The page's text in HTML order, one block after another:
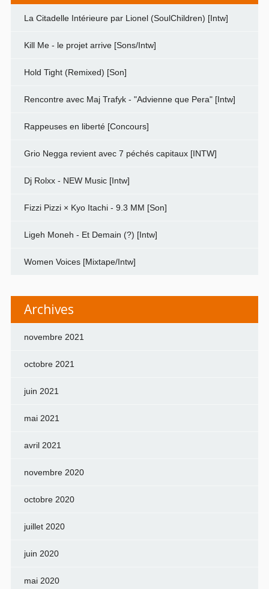
La Citadelle Intérieure par Lionel (SoulChildren) [Intw]
Kill Me - le projet arrive [Sons/Intw]
Hold Tight (Remixed) [Son]
Rencontre avec Maj Trafyk - "Advienne que Pera" [Intw]
Rappeuses en liberté [Concours]
Grio Negga revient avec 7 péchés capitaux [INTW]
Dj Rolxx - NEW Music [Intw]
Fizzi Pizzi × Kyo Itachi - 9.3 MM [Son]
Ligeh Moneh - Et Demain (?) [Intw]
Women Voices [Mixtape/Intw]
Archives
novembre 2021
octobre 2021
juin 2021
mai 2021
avril 2021
novembre 2020
octobre 2020
juillet 2020
juin 2020
mai 2020